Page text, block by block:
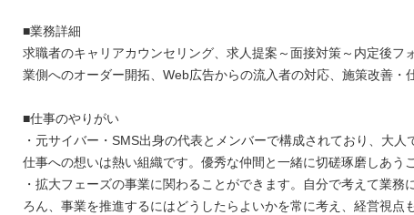
■業務詳細
求職者のキャリアカウンセリング、求人提案～面接対策～内定後フ
業側へのオーダー開拓、Web広告からの流入者の対応、施策改善・
■仕事のやりがい
・元サイバー・SMS出身の代表とメンバーで構成されており、大
仕事への想いは熱い組織です。優秀な仲間と一緒に切磋琢磨しあう
・拡大フェーズの事業に関わることができます。自分で考えて業務
ろん、事業を推進するにはどうしたらよいかを常に考え、経営視点